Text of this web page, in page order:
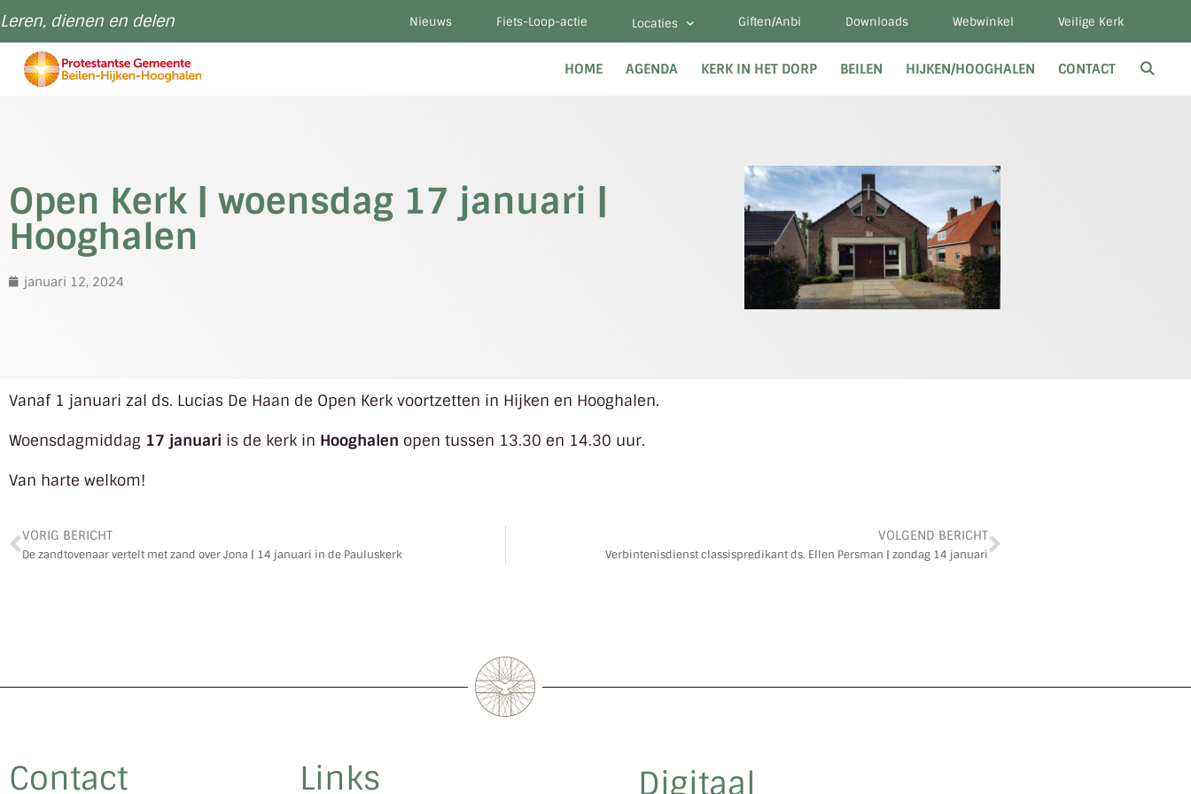
Leren, dienen en delen Nieuws Fiets-Loop-actie Locaties Giften/Anbi Downloads Webwinkel Veilige Kerk
HOME AGENDA KERK IN HET DORP BEILEN HIJKEN/HOOGHALEN CONTACT
Open Kerk | woensdag 17 januari |
Hooghalen
januari 12, 2024
Vanaf 1 januari zal ds. Lucias De Haan de Open Kerk voortzetten in Hijken en Hooghalen.
Woensdagmiddag 17 januari is de kerk in Hooghalen open tussen 13.30 en 14.30 uur.
Van harte welkom!
VORIG BERICHT
De zandtovenaar vertelt met zand over Jona | 14 januari in de Pauluskerk
VOLGEND BERICHT
Verbintenisdienst classispredikant ds. Ellen Persman | zondag 14 januari
Contact
Digitaal
Links